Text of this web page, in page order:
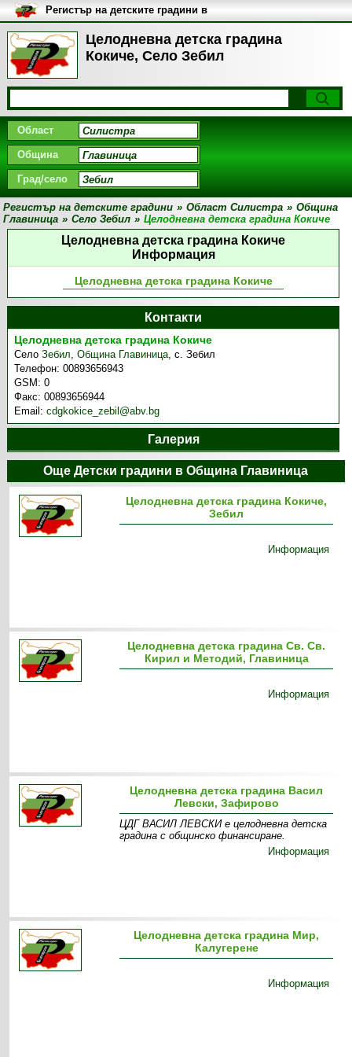
Целодневна детска градина
Кокиче, Село Зебил
Регистър на детските градини в
България
Област
Община
Град/село
Регистър на детските градини » Област Силистра » Община
Главиница » Село Зебил » Целодневна детска градина Кокиче
Целодневна детска градина Кокиче
Информация
Целодневна детска градина Кокиче
Контакти
Целодневна детска градина Кокиче
СелоЗебил,Община Главиница,с. Зебил
Телефон:00893656943
GSM:0
Факс:00893656944
Email:cdgkokice_zebil@abv.bg
Галерия
Още Детски градини в Община Главиница
Целодневна детска градина Кокиче,
Зебил
Информация
Целодневна детска градина Св. Св.
Кирил и Методий, Главиница
Информация
Целодневна детска градина Васил
Левски, Зафирово
ЦДГ ВАСИЛ ЛЕВСКИ е целодневна детска
градина с общинско финансиране.
Информация
Целодневна детска градина Мир,
Калугерене
Информация